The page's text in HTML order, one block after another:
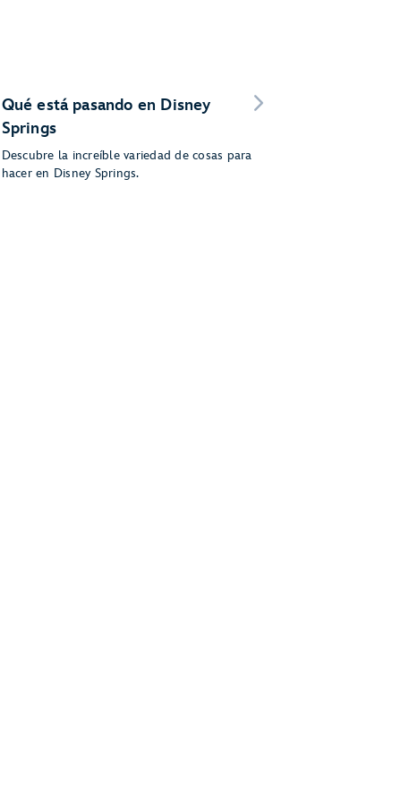
Qué está pasando en Disney
Springs
Descubre la increíble variedad de cosas para
hacer en Disney Springs.